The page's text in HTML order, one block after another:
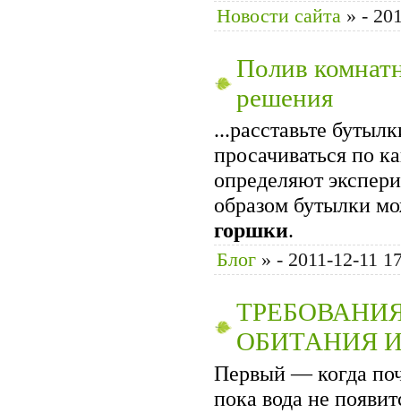
Новости сайта » -
Полив
решения
...расставьте
просачиваться по
определяют
образом бутылки
горшки.
Блог » - 2011-12-11
ОБИТАНИЯ
Первый — когда
пока вода не